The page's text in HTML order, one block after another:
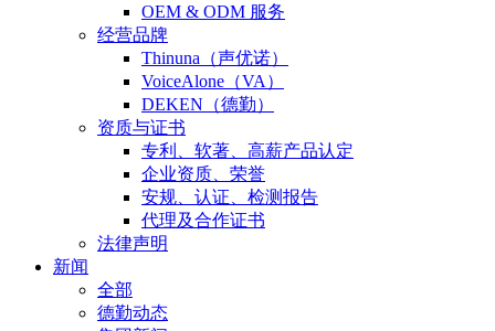
OEM & ODM 服务
经营品牌
Thinuna（声优诺）
VoiceAlone（VA）
DEKEN（德勤）
资质与证书
专利、软著、高薪产品认定
企业资质、荣誉
安规、认证、检测报告
代理及合作证书
法律声明
新闻
全部
德勤动态